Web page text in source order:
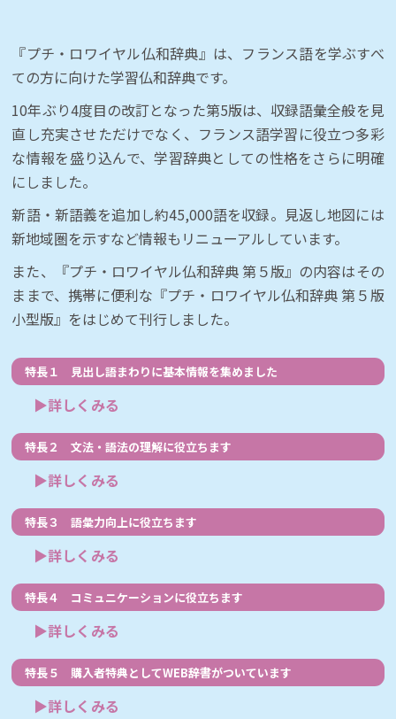
『プチ・ロワイヤル仏和辞典』は、フランス語を学ぶすべ
ての方に向けた学習仏和辞典です。
10年ぶり4度目の改訂となった第5版は、収録語彙全般を見
直し充実させただけでなく、フランス語学習に役立つ多彩
な情報を盛り込んで、学習辞典としての性格をさらに明確
にしました。
新語・新語義を追加し約45,000語を収録。見返し地図には
新地域圏を示すなど情報もリニューアルしています。
また、『プチ・ロワイヤル仏和辞典 第５版』の内容はその
ままで、携帯に便利な『プチ・ロワイヤル仏和辞典 第５版
小型版』をはじめて刊行しました。
特長１ 見出し語まわりに基本情報を集めました
▶詳しくみる
特長２ 文法・語法の理解に役立ちます
▶詳しくみる
特長３ 語彙力向上に役立ちます
▶詳しくみる
特長４ コミュニケーションに役立ちます
▶詳しくみる
特長５ 購入者特典としてWEB辞書がついています
▶詳しくみる